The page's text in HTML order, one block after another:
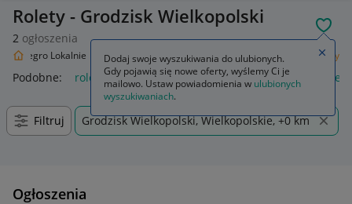
Rolety - Grodzisk Wielkopolski
2 ogłoszenia
Allegro Lokalnie Dom i Ogród Wyposażenie Wystrój okien Rolety
Podobne: rolety rolety dzień noc rolety zewnętrzne
Filtruj Grodzisk Wielkopolski, Wielkopolskie, +0 km
Ogłoszenia
Dodaj swoje wyszukiwania do ulubionych.
Gdy pojawią się nowe oferty, wyślemy Ci je
mailowo. Ustaw powiadomienia w ulubionych
wyszukiwaniach.